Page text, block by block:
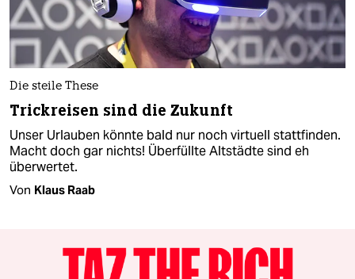
Die steile These
Trickreisen sind die Zukunft
Unser Urlauben könnte bald nur noch virtuell stattfinden.
Macht doch gar nichts! Überfüllte Altstädte sind eh
überwertet.
Von Klaus Raab